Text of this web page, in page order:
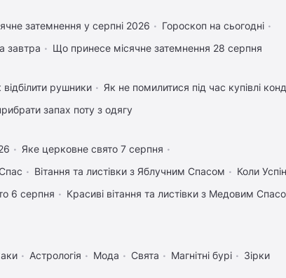
затемнення у серпні 2026
Гороскоп на сьогодні
завтра Що принесе місячне затемнення 28 серпня
відбілити рушники
Як не помилитися під час купівлі
запах поту з одягу
Яке церковне свято 7 серпня
Вітання та листівки з Яблучним Спасом
Коли
6 серпня
Красиві вітання та листівки з Медовим
Астрологія Мода Свята Магнітні бурі Зірки